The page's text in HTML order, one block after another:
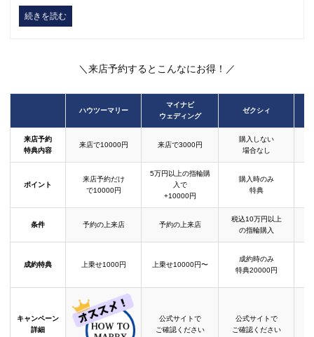
続きを読む
＼来店予約するとこんなにお得！／
ハウツーマリー
マイナビ
ウェディング
ゼクシィ
来店予約
特典内容
来店で10000円 来店で3000円
購入しない
場合なし
ポイント
来店予約だけ
で10000円
5万円以上の指輪購
入で
+10000円
購入時のみ
特典
条件 予約の上来店 予約の上来店
税込10万円以上
の指輪購入
成約特典 上乗せ1000円 上乗せ10000円〜
成約時のみ
特典20000円
キャンペーン
詳細
公式サイトで
ご確認ください
公式サイトで
ご確認ください